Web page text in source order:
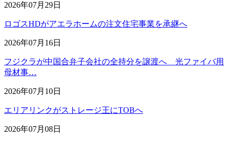
2026年07月29日
ロゴスHDがアエラホームの注文住宅事業を承継へ
2026年07月16日
フジクラが中国合弁子会社の全持分を譲渡へ 光ファイバ用
母材事…
2026年07月10日
エリアリンクがストレージ王にTOBへ
2026年07月08日